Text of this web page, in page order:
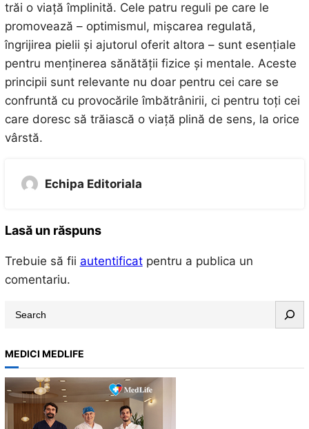
trăi o viață împlinită. Cele patru reguli pe care le
promovează – optimismul, mișcarea regulată,
îngrijirea pielii și ajutorul oferit altora – sunt esențiale
pentru menținerea sănătății fizice și mentale. Aceste
principii sunt relevante nu doar pentru cei care se
confruntă cu provocările îmbătrânirii, ci pentru toți cei
care doresc să trăiască o viață plină de sens, la orice
vârstă.
Echipa Editoriala
Lasă un răspuns
Trebuie să fii autentificatpentru a publica un
comentariu.
a
r
c
h
MEDICI MEDLIFE